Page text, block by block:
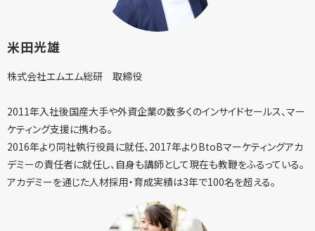
米田光雄
株式会社エムエム総研 取締役
2011年入社後国産大手や外資企業の数多くのインサイドセールス、マー
ケティング支援に携わる。
2016年より同社執行役員に就任、2017年よりBtoBマーケティングアカ
デミーの責任者に就任し、自身も講師として現在も教鞭をふるっている。
アカデミーを通じた人材採用・育成実績は3年で100名を超える。